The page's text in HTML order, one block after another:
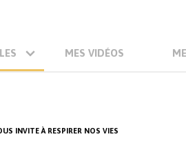
MES VIDÉOS
INVITE À RESPIRER NOS VIES